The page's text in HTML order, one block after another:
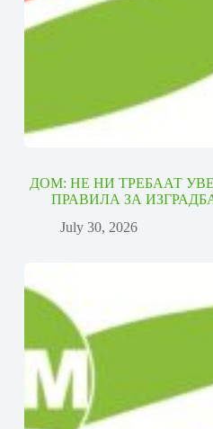
ДОМ: НЕ НИ ТРЕБААТ
ПРАВИЛА ЗА
July 30, 2026